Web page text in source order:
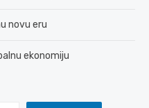
novu eru
ekonomiju